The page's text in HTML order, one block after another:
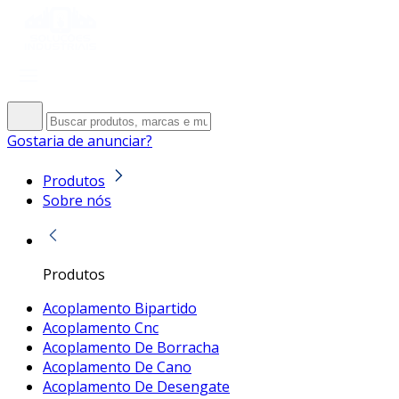
Gostaria de anunciar?
Produtos
Sobre nós
Produtos
Acoplamento Bipartido
Acoplamento Cnc
Acoplamento De Borracha
Acoplamento De Cano
Acoplamento De Desengate